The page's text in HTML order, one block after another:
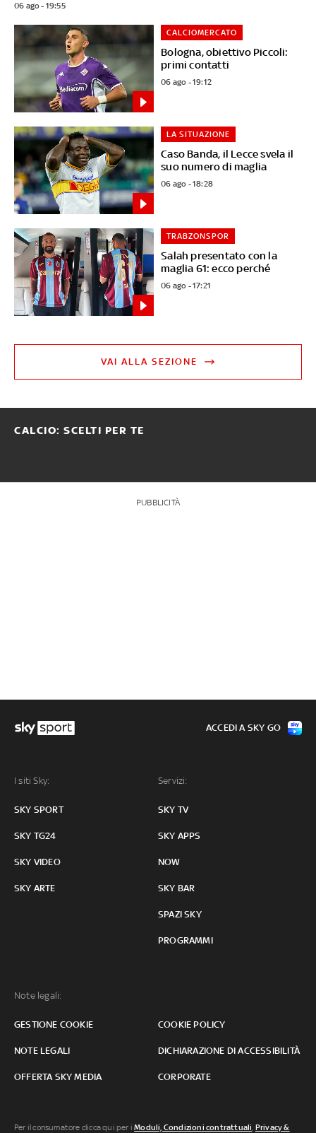
06 ago - 19:55
Bologna, obiettivo Piccoli:
primi contatti
CALCIOMERCATO
06 ago - 19:12
Caso Banda, il Lecce svela il
suo numero di maglia
LA SITUAZIONE
06 ago - 18:28
Salah presentato con la
maglia 61: ecco perché
TRABZONSPOR
06 ago - 17:21
VAI ALLA SEZIONE
CALCIO: SCELTI PER TE
PUBBLICITÀ
I siti Sky:
SKY SPORT
SKY TG24
SKY VIDEO
SKY ARTE
Servizi:
SKY TV
SKY APPS
NOW
SKY BAR
SPAZI SKY
PROGRAMMI
Note legali:
GESTIONE COOKIE COOKIE POLICY
NOTE LEGALI DICHIARAZIONE DI ACCESSIBILITÀ
OFFERTA SKY MEDIA CORPORATE
ACCEDI A SKY GO
Per il consumatore clicca qui per iModuli, Condizioni contrattuali, Privacy &